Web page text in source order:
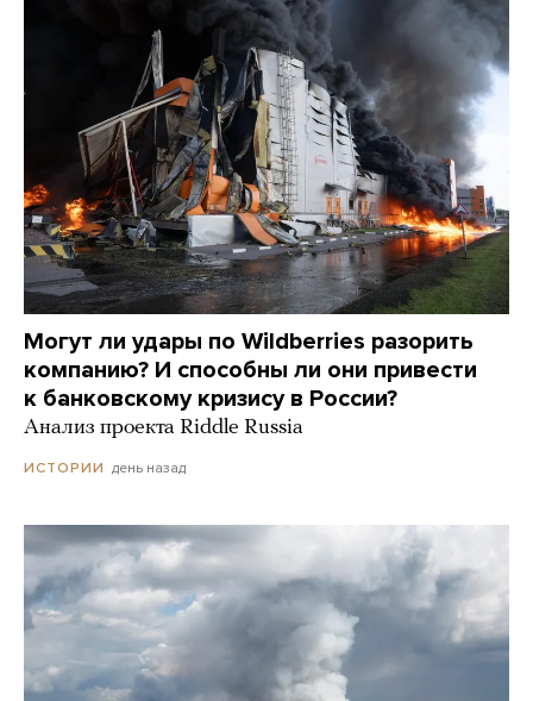
Могут ли удары по Wildberries разорить
компанию? И способны ли они привести
к банковскому кризису в России?
Анализ проекта Riddle Russia
ИСТОРИИ день назад